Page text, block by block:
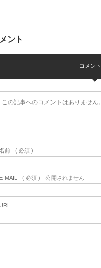
ント
コメン
この記事へのコメントはありません。
前 ( 必須 )
E-MAIL ( 必須 ) - 公開されません -